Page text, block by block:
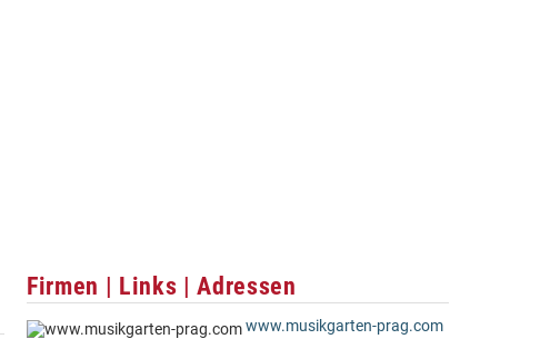
Firmen | Links | Adressen
www.musikgarten-prag.com